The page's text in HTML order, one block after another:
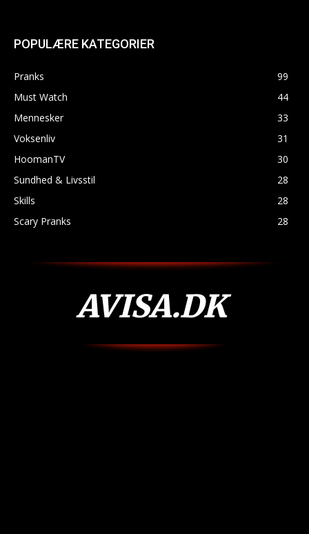
POPULÆRE KATEGORIER
Pranks
99
Must Watch
44
Mennesker
33
Voksenliv
31
HoomanTV
30
Sundhed & Livsstil
28
Skills
28
Scary Pranks
28
AVISA.DK